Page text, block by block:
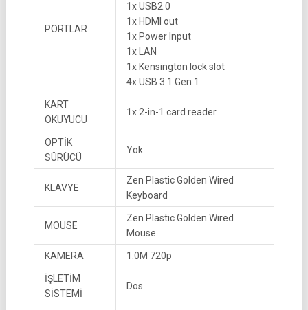
PORTLAR
1x USB2.0
1x HDMI out
1x Power Input
1x LAN
1x Kensington lock slot
4x USB 3.1 Gen 1
KART
OKUYUCU
1x 2-in-1 card reader
OPTİK
SÜRÜCÜ
Yok
KLAVYE
Zen Plastic Golden Wired
Keyboard
MOUSE
Zen Plastic Golden Wired
Mouse
KAMERA 1.0M 720p
İŞLETİM
SİSTEMİ
Dos